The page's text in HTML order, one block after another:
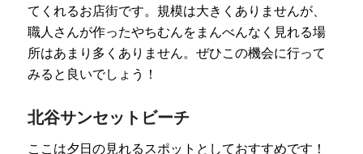
てくれるお店街です。規模は大きくありませんが、
職人さんが作ったやちむんをまんべんなく見れる場
所はあまり多くありません。ぜひこの機会に行って
みると良いでしょう！
北谷サンセットビーチ
ここは夕日の見れるスポットとしておすすめです！